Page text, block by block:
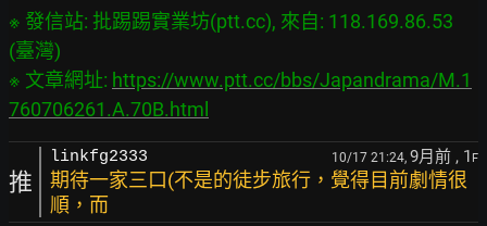
※ 發信站: 批踢踢實業坊(ptt.cc), 來自: 118.169.86.53
(臺灣)
※ 文章網址: https://www.ptt.cc/bbs/Japandrama/M.1
760706261.A.70B.html
推
linkfg2333 10/17 21:24, 9月前 , 1 F
期待一家三口(不是的徒步旅行，覺得目前劇情很
順，而